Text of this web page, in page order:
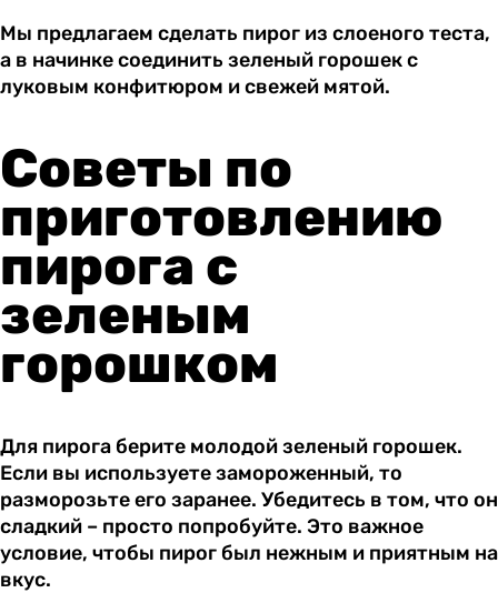
Мы предлагаем сделать пирог из слоеного теста,
а в начинке соединить зеленый горошек с
луковым конфитюром и свежей мятой.
Советы по
приготовлению
пирога с
зеленым
горошком
Для пирога берите молодой зеленый горошек.
Если вы используете замороженный, то
разморозьте его заранее. Убедитесь в том, что он
сладкий – просто попробуйте. Это важное
условие, чтобы пирог был нежным и приятным на
вкус.